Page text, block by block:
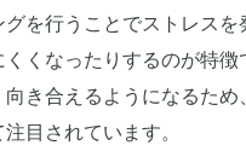
グを行うことでストレスを
くくなったりするのが特徴
向き合えるようになるため
目されています。